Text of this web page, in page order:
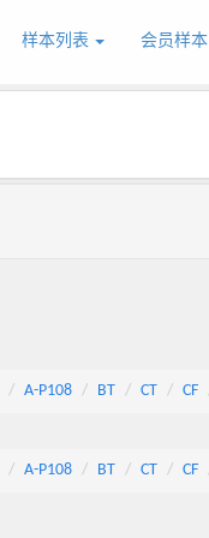
样本列表 会员样本
A-P108 BT CT CF
A-P108 BT CT CF